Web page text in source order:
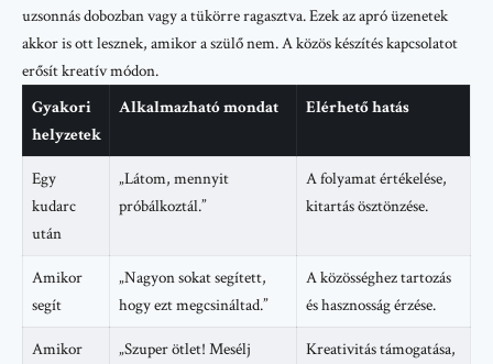
uzsonnás dobozban vagy a tükörre ragasztva. Ezek az apró üzenetek
akkor is ott lesznek, amikor a szülő nem. A közös készítés kapcsolatot
erősít kreatív módon.
Gyakori
helyzetek
Alkalmazható mondat Elérhető hatás
Egy
kudarc
után
„Látom, mennyit
próbálkoztál.”
A folyamat értékelése,
kitartás ösztönzése.
Amikor
segít
„Nagyon sokat segített,
hogy ezt megcsináltad.”
A közösséghez tartozás
és hasznosság érzése.
Amikor
„Szuper ötlet! Mesélj
Kreativitás támogatása,